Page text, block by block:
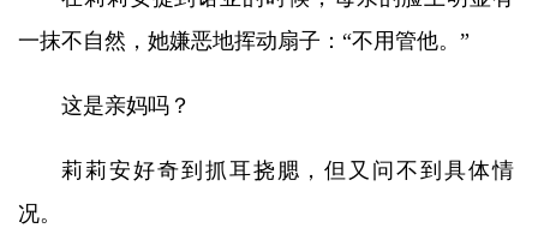
一抹不自然，她嫌恶地挥动扇子：“不用管他。”
这是亲妈吗？
莉莉安好奇到抓耳挠腮，但又问不到具体情
况。